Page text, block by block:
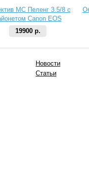
МС Пеленг 3.5/8 с
Canon EOS
19900 р.
Новости
Статьи